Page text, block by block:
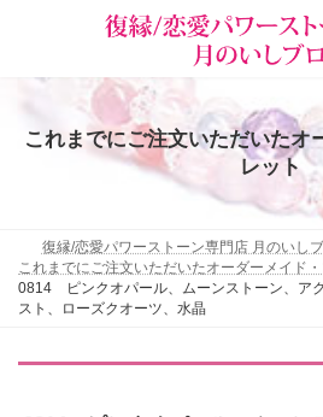
これまでにご注文いただいたオ
レット
復縁/恋愛パワーストーン専門店 月のいし
これまでにご注文いただいたオーダーメイド
0814 ピンクオパール、ムーンストーン、ア
スト、ローズクオーツ、水晶